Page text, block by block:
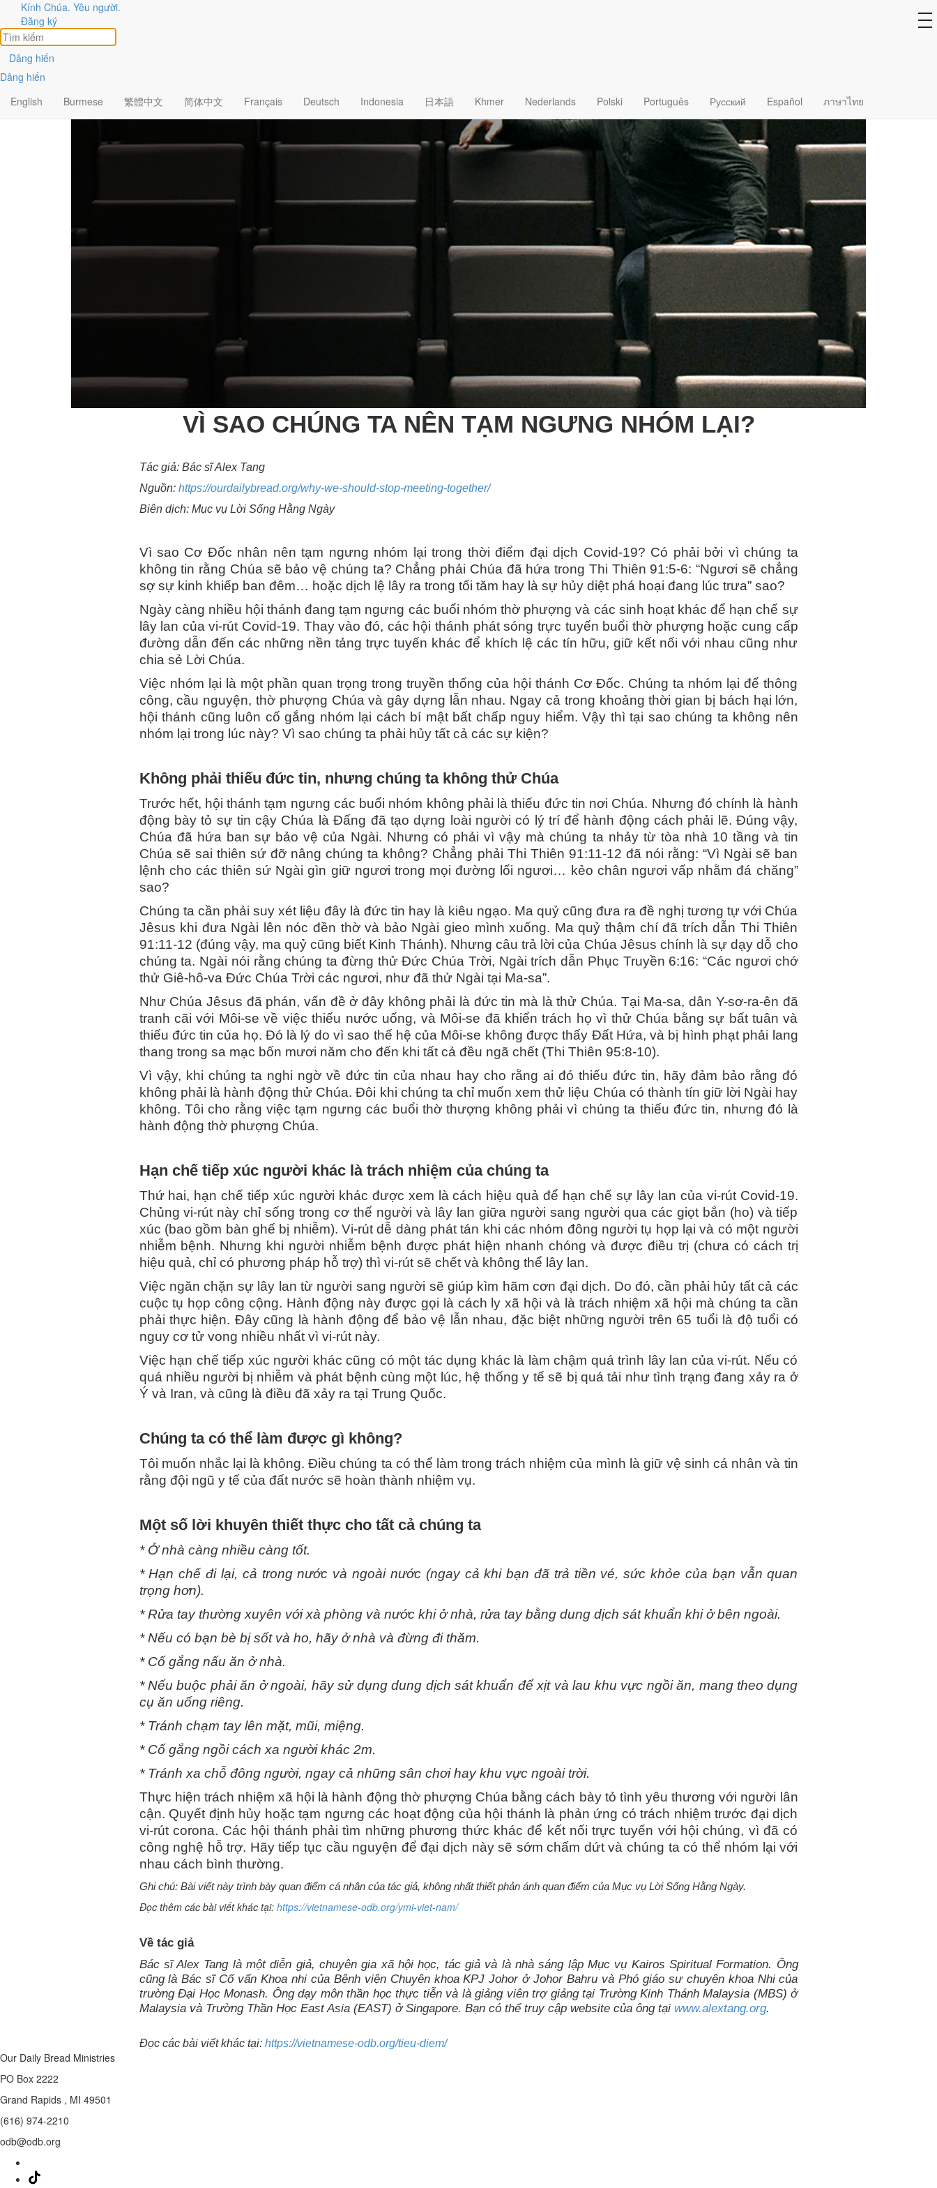
Kính Chúa. Yêu người.
Đăng ký
Dâng hiến
Dâng hiến
English
Burmese 繁體中文 简体中文 Français Deutsch Indonesia 日本語 Khmer Nederlands Polski Português Русский Español ภาษาไทย
VÌ SAO CHÚNG TA NÊN TẠM NGƯNG NHÓM LẠI?
Tác giả: Bác sĩ Alex Tang
Nguồn: https://ourdailybread.org/why-we-should-stop-meeting-together/
Biên dịch: Mục vụ Lời Sống Hằng Ngày
Vì sao Cơ Đốc nhân nên tạm ngưng nhóm lại trong thời điểm đại dịch Covid-19? Có phải bởi vì chúng ta
không tin rằng Chúa sẽ bảo vệ chúng ta? Chẳng phải Chúa đã hứa trong Thi Thiên 91:5-6: “Ngươi sẽ chẳng
sợ sự kinh khiếp ban đêm… hoặc dịch lệ lây ra trong tối tăm hay là sự hủy diệt phá hoại đang lúc trưa” sao?
Ngày càng nhiều hội thánh đang tạm ngưng các buổi nhóm thờ phượng và các sinh hoạt khác để hạn chế sự
lây lan của vi-rút Covid-19. Thay vào đó, các hội thánh phát sóng trực tuyến buổi thờ phượng hoặc cung cấp
đường dẫn đến các những nền tảng trực tuyến khác để khích lệ các tín hữu, giữ kết nối với nhau cũng như
chia sẻ Lời Chúa.
Việc nhóm lại là một phần quan trọng trong truyền thống của hội thánh Cơ Đốc. Chúng ta nhóm lại để thông
công, cầu nguyện, thờ phượng Chúa và gây dựng lẫn nhau. Ngay cả trong khoảng thời gian bị bách hại lớn,
hội thánh cũng luôn cố gắng nhóm lại cách bí mật bất chấp nguy hiểm. Vậy thì tại sao chúng ta không nên
nhóm lại trong lúc này? Vì sao chúng ta phải hủy tất cả các sự kiện?
Không phải thiếu đức tin, nhưng chúng ta không thử Chúa
Trước hết, hội thánh tạm ngưng các buổi nhóm không phải là thiếu đức tin nơi Chúa. Nhưng đó chính là hành
động bày tỏ sự tin cậy Chúa là Đấng đã tạo dựng loài người có lý trí để hành động cách phải lẽ. Đúng vậy,
Chúa đã hứa ban sự bảo vệ của Ngài. Nhưng có phải vì vậy mà chúng ta nhảy từ tòa nhà 10 tầng và tin
Chúa sẽ sai thiên sứ đỡ nâng chúng ta không? Chẳng phải Thi Thiên 91:11-12 đã nói rằng: “Vì Ngài sẽ ban
lệnh cho các thiên sứ Ngài gìn giữ ngươi trong mọi đường lối ngươi… kẻo chân ngươi vấp nhằm đá chăng”
sao?
Chúng ta cần phải suy xét liệu đây là đức tin hay là kiêu ngạo. Ma quỷ cũng đưa ra đề nghị tương tự với Chúa
Jêsus khi đưa Ngài lên nóc đền thờ và bảo Ngài gieo mình xuống. Ma quỷ thậm chí đã trích dẫn Thi Thiên
91:11-12 (đúng vậy, ma quỷ cũng biết Kinh Thánh). Nhưng câu trả lời của Chúa Jêsus chính là sự dạy dỗ cho
chúng ta. Ngài nói rằng chúng ta đừng thử Đức Chúa Trời, Ngài trích dẫn Phục Truyền 6:16: “Các ngươi chớ
thử Giê-hô-va Đức Chúa Trời các ngươi, như đã thử Ngài tại Ma-sa”.
Như Chúa Jêsus đã phán, vấn đề ở đây không phải là đức tin mà là thử Chúa. Tại Ma-sa, dân Y-sơ-ra-ên đã
tranh cãi với Môi-se về việc thiếu nước uống, và Môi-se đã khiển trách họ vì thử Chúa bằng sự bất tuân và
thiếu đức tin của họ. Đó là lý do vì sao thế hệ của Môi-se không được thấy Đất Hứa, và bị hình phạt phải lang
thang trong sa mạc bốn mươi năm cho đến khi tất cả đều ngã chết (Thi Thiên 95:8-10).
Vì vậy, khi chúng ta nghi ngờ về đức tin của nhau hay cho rằng ai đó thiếu đức tin, hãy đảm bảo rằng đó
không phải là hành động thử Chúa. Đôi khi chúng ta chỉ muốn xem thử liệu Chúa có thành tín giữ lời Ngài hay
không. Tôi cho rằng việc tạm ngưng các buổi thờ thượng không phải vì chúng ta thiếu đức tin, nhưng đó là
hành động thờ phượng Chúa.
Hạn chế tiếp xúc người khác là trách nhiệm của chúng ta
Thứ hai, hạn chế tiếp xúc người khác được xem là cách hiệu quả để hạn chế sự lây lan của vi-rút Covid-19.
Chủng vi-rút này chỉ sống trong cơ thể người và lây lan giữa người sang người qua các giọt bắn (ho) và tiếp
xúc (bao gồm bàn ghế bị nhiễm). Vi-rút dễ dàng phát tán khi các nhóm đông người tụ họp lại và có một người
nhiễm bệnh. Nhưng khi người nhiễm bệnh được phát hiện nhanh chóng và được điều trị (chưa có cách trị
hiệu quả, chỉ có phương pháp hỗ trợ) thì vi-rút sẽ chết và không thể lây lan.
Việc ngăn chặn sự lây lan từ người sang người sẽ giúp kìm hãm cơn đại dịch. Do đó, cần phải hủy tất cả các
cuộc tụ họp công cộng. Hành động này được gọi là cách ly xã hội và là trách nhiệm xã hội mà chúng ta cần
phải thực hiện. Đây cũng là hành động để bảo vệ lẫn nhau, đặc biệt những người trên 65 tuổi là độ tuổi có
nguy cơ tử vong nhiều nhất vì vi-rút này.
Việc hạn chế tiếp xúc người khác cũng có một tác dụng khác là làm chậm quá trình lây lan của vi-rút. Nếu có
quá nhiều người bị nhiễm và phát bệnh cùng một lúc, hệ thống y tế sẽ bị quá tải như tình trạng đang xảy ra ở
Ý và Iran, và cũng là điều đã xảy ra tại Trung Quốc.
Chúng ta có thể làm được gì không?
Tôi muốn nhắc lại là không. Điều chúng ta có thể làm trong trách nhiệm của mình là giữ vệ sinh cá nhân và tin
rằng đội ngũ y tế của đất nước sẽ hoàn thành nhiệm vụ.
Một số lời khuyên thiết thực cho tất cả chúng ta
* Ở nhà càng nhiều càng tốt.
* Hạn chế đi lại, cả trong nước và ngoài nước (ngay cả khi bạn đã trả tiền vé, sức khỏe của bạn vẫn quan
trọng hơn).
* Rửa tay thường xuyên với xà phòng và nước khi ở nhà, rửa tay bằng dung dịch sát khuẩn khi ở bên ngoài.
* Nếu có bạn bè bị sốt và ho, hãy ở nhà và đừng đi thăm.
* Cố gắng nấu ăn ở nhà.
* Nếu buộc phải ăn ở ngoài, hãy sử dụng dung dịch sát khuẩn để xịt và lau khu vực ngồi ăn, mang theo dụng
cụ ăn uống riêng.
* Tránh chạm tay lên mặt, mũi, miệng.
* Cố gắng ngồi cách xa người khác 2m.
* Tránh xa chỗ đông người, ngay cả những sân chơi hay khu vực ngoài trời.
Thực hiện trách nhiệm xã hội là hành động thờ phượng Chúa bằng cách bày tỏ tình yêu thương với người lân
cận. Quyết định hủy hoặc tạm ngưng các hoạt động của hội thánh là phản ứng có trách nhiệm trước đại dịch
vi-rút corona. Các hội thánh phải tìm những phương thức khác để kết nối trực tuyến với hội chúng, vì đã có
công nghệ hỗ trợ. Hãy tiếp tục cầu nguyện để đại dịch này sẽ sớm chấm dứt và chúng ta có thể nhóm lại với
nhau cách bình thường.
Ghi chú: Bài viết này trình bày quan điểm cá nhân của tác giả, không nhất thiết phản ánh quan điểm của Mục vụ Lời Sống Hằng Ngày.
Đọc thêm các bài viết khác tại: https://vietnamese-odb.org/ymi-viet-nam/
Về tác giả
Bác sĩ Alex Tang là một diễn giả, chuyên gia xã hội học, tác giả và là nhà sáng lập Mục vụ Kairos Spiritual Formation. Ông
cũng là Bác sĩ Cố vấn Khoa nhi của Bệnh viện Chuyên khoa KPJ Johor ở Johor Bahru và Phó giáo sư chuyên khoa Nhi của
trường Đại Học Monash. Ông dạy môn thần học thực tiễn và là giảng viên trợ giảng tại Trường Kinh Thánh Malaysia (MBS) ở
Malaysia và Trường Thần Học East Asia (EAST) ở Singapore. Bạn có thể truy cập website của ông tại www.alextang.org.
Đọc các bài viết khác tại: https://vietnamese-odb.org/tieu-diem/
Our Daily Bread Ministries
PO Box 2222
Grand Rapids , MI 49501
(616) 974-2210
odb@odb.org